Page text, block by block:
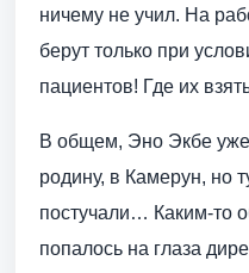
ничему не учил. На
берут только при
пациентов! Где их
В общем, Эно Экбе уже
родину, в Камерун, но
постучали… Каким-то
попалось на глаза